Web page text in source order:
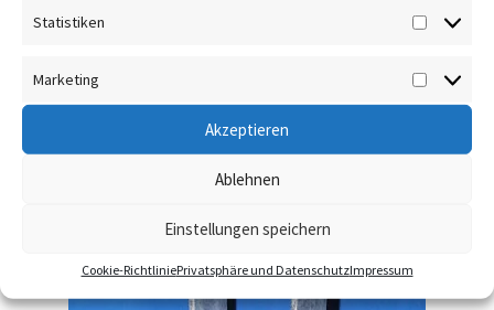
Statistiken
Marketing
Akzeptieren
Ablehnen
Einstellungen speichern
Cookie-RichtliniePrivatsphäre und DatenschutzImpressum